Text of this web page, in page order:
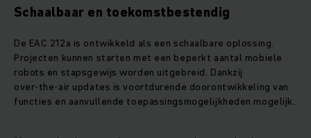
Schaalbaar en toekomstbestendig
De EAC 212a is ontwikkeld als een schaalbare oplossing.
Projecten kunnen starten met een beperkt aantal mobiele
robots en stapsgewijs worden uitgebreid. Dankzij
over‑the‑air updates is voortdurende doorontwikkeling van
functies en aanvullende toepassingsmogelijkheden mogelijk.